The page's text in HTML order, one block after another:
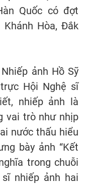
Quốc có đợt
Hòa, Đắk
ảnh Hồ Sỹ
Hội Nghệ sĩ
nhiếp ảnh là
vai trò như nhịp
nước thấu hiểu
bày ảnh “Kết
trong chuỗi
nhiếp ảnh hai